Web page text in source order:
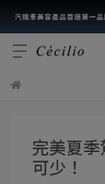
完美夏
可少！